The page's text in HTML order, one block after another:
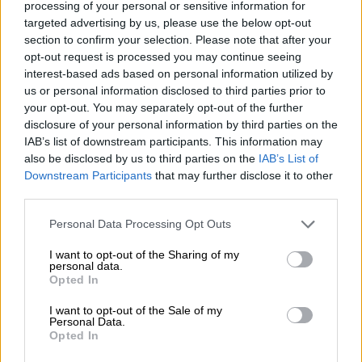
processing of your personal or sensitive information for
targeted advertising by us, please use the below opt-out
section to confirm your selection. Please note that after your
opt-out request is processed you may continue seeing
interest-based ads based on personal information utilized by
us or personal information disclosed to third parties prior to
your opt-out. You may separately opt-out of the further
disclosure of your personal information by third parties on the
IAB’s list of downstream participants. This information may
also be disclosed by us to third parties on the IAB’s List of
Downstream Participants that may further disclose it to other
Please note that this website/app uses one or more Google
not limited to your visit or usage behaviour. You may click to
grant or deny consent to Google and its third-party tags to
use your data for below specified purposes in below Google
consent section.
Personal Data Processing Opt Outs
I want to opt-out of the Sharing of my
personal data.
Opted In
I want to opt-out of the Sale of my
Personal Data.
Opted In
πιθανότητα χαλαζοπτώσεων, καθώς και για
ισχυρούς κεραυνούς, ενώ τόνισε ότι οι
άνεμοι θα πνέουν έως 6 μποφόρ. Ο
υδράργυρος σε αρκετές περιοχές θα φτάσει
τους27 με 29 βαθμούς Κελσίου.
video
ΣτηνΑττική